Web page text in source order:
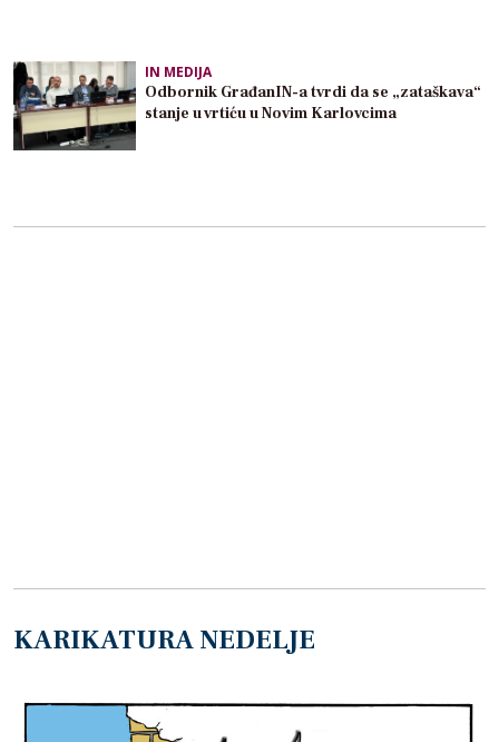
IN MEDIJA
Odbornik GrađanIN-a tvrdi da se „zataškava“
stanje u vrtiću u Novim Karlovcima
KARIKATURA NEDELJE